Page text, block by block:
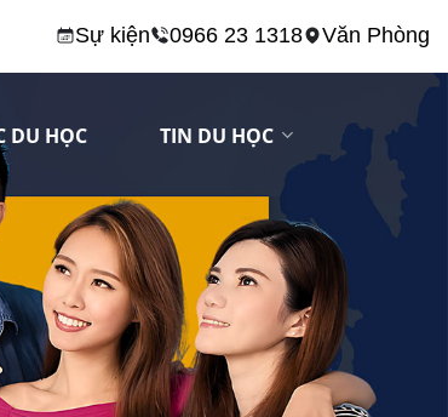
Sự kiện 0966 23 1318 Văn Phòng
DU HỌC TIN DU HỌC